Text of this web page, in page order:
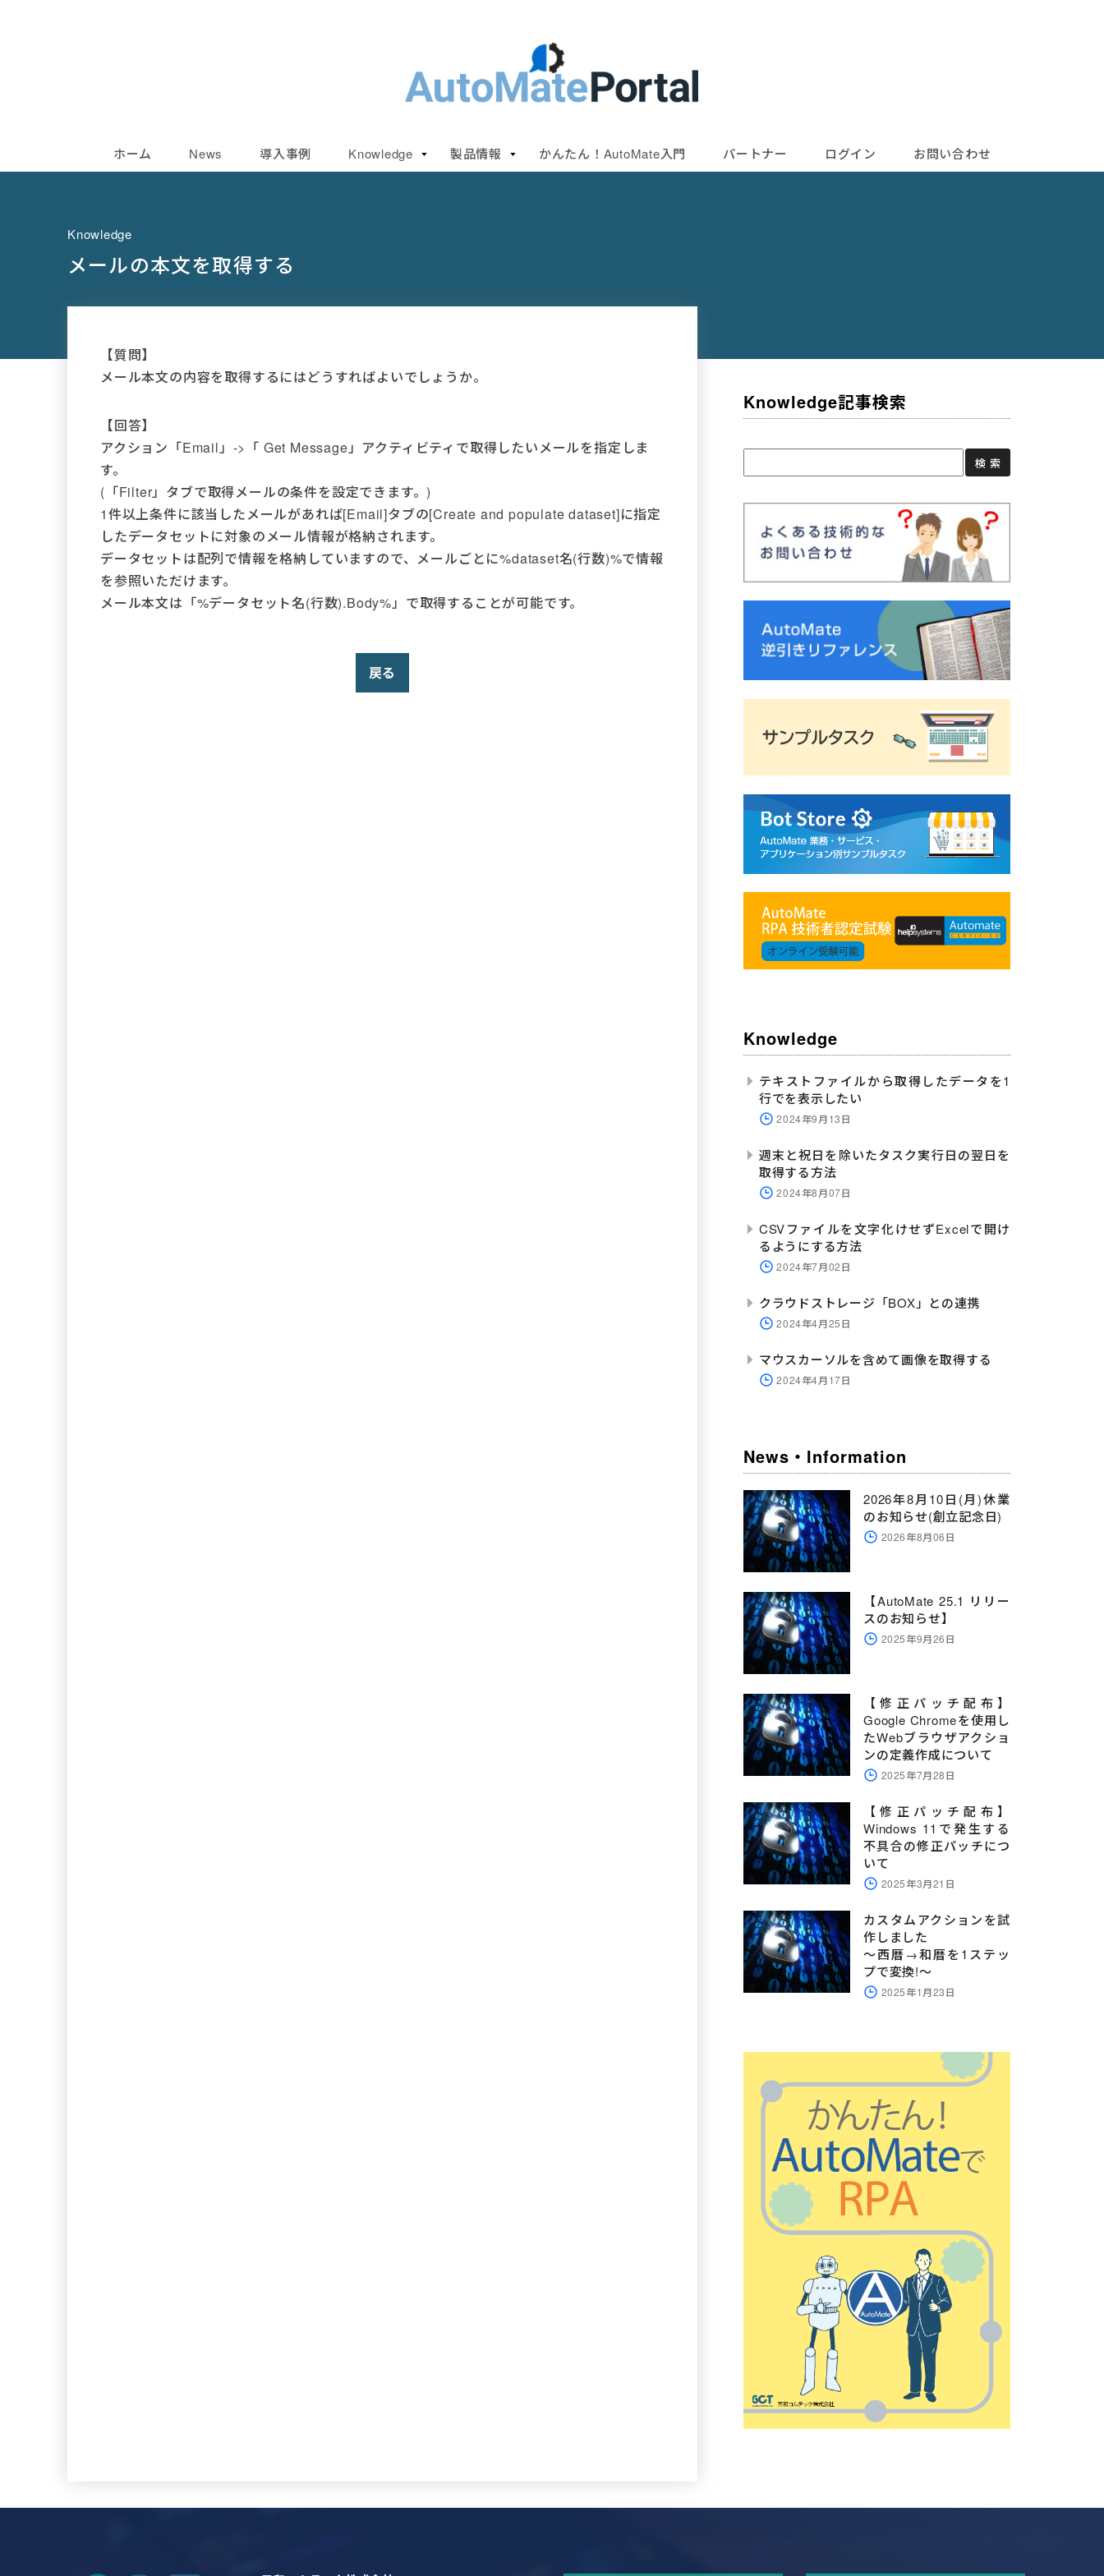
ホーム News 導入事例 Knowledge 製品情報 かんたん！AutoMate入門 パートナー ログイン お問い合わせ
Knowledge
メールの本文を取得する
【質問】
メール本文の内容を取得するにはどうすればよいでしょうか。
【回答】
アクション「Email」->「 Get Message」アクティビティで取得したいメールを指定しま
す。
(「Filter」タブで取得メールの条件を設定できます。)
1件以上条件に該当したメールがあれば[Email]タブの[Create and populate dataset]に指定
したデータセットに対象のメール情報が格納されます。
データセットは配列で情報を格納していますので、メールごとに%dataset名(行数)%で情報
を参照いただけます。
メール本文は「%データセット名(行数).Body%」で取得することが可能です。
戻る
Knowledge記事検索
Knowledge
テキストファイルから取得したデータを1
行でを表示したい
2024年9月13日
週末と祝日を除いたタスク実行日の翌日を
取得する方法
2024年8月07日
CSVファイルを文字化けせずExcelで開け
るようにする方法
2024年7月02日
クラウドストレージ「BOX」との連携
2024年4月25日
マウスカーソルを含めて画像を取得する
2024年4月17日
News・Information
2026年8月10日(月)休業
のお知らせ(創立記念日)
2026年8月06日
【AutoMate 25.1 リリー
スのお知らせ】
2025年9月26日
【修正パッチ配布】
Google Chromeを使用し
たWebブラウザアクショ
ンの定義作成について
2025年7月28日
【修正パッチ配布】
Windows 11で発生する
不具合の修正パッチにつ
いて
2025年3月21日
カスタムアクションを試
作しました
～西暦→和暦を1ステッ
プで変換!～
2025年1月23日